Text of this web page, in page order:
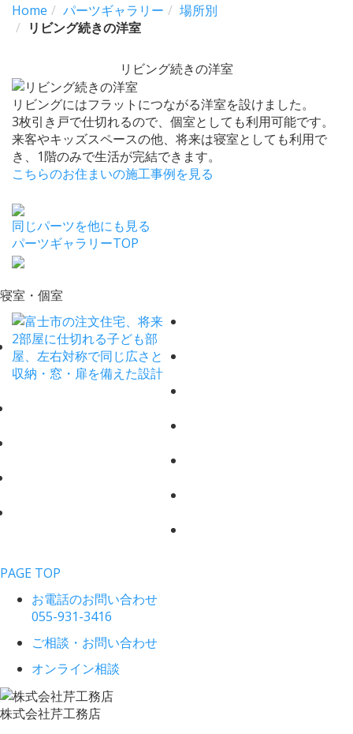
Home
パーツギャラリー
場所別
リビング続きの洋室
リビング続きの洋室
リビングにはフラットにつながる洋室を設けました。
3枚引き戸で仕切れるので、個室としても利用可能です。
来客やキッズスペースの他、将来は寝室としても利用で
き、1階のみで生活が完結できます。
こちらのお住まいの施工事例を見る
同じパーツを他にも見る
パーツギャラリーTOP
寝室・個室
PAGE TOP
お電話のお問い合わせ
055-931-3416
ご相談・お問い合わせ
オンライン相談
株式会社芹工務店